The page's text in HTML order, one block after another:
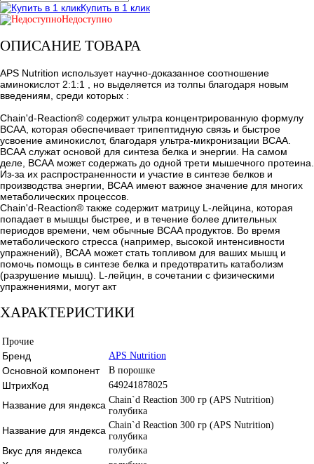
Купить в 1 клик
Недоступно
ОПИСАНИЕ ТОВАРА
APS Nutrition использует научно-доказанное соотношение
аминокислот 2:1:1 , но выделяется из толпы благодаря новым
введениям, среди которых :
Chain'd-Reaction® содержит ультра концентрированную формулу
BCAA, которая обеспечивает трипептидную связь и быстрое
усвоение аминокислот, благодаря ультра-микронизации BCAA.
ВСАА служат основой для синтеза белка и энергии. На самом
деле, ВСАА может содержать до одной трети мышечного протеина.
Из-за их распространенности и участие в синтезе белков и
производства энергии, ВСАА имеют важное значение для многих
метаболических процессов.
Chain'd-Reaction® также содержит матрицу L-лейцина, которая
попадает в мышцы быстрее, и в течение более длительных
периодов времени, чем обычные BCAA продуктов. Во время
метаболического стресса (например, высокой интенсивности
упражнений), ВСАА может стать топливом для ваших мышц и
помочь помощь в синтезе белка и предотвратить катаболизм
(разрушение мышц). L-лейцин, в сочетании с физическими
упражнениями, могут акт
ХАРАКТЕРИСТИКИ
Прочие
Бренд APS Nutrition
Основной компонент В порошке
ШтрихКод 649241878025
Название для яндекса Chain`d Reaction 300 гр (APS Nutrition)
голубика
Название для яндекса Chain`d Reaction 300 гр (APS Nutrition)
голубика
Вкус для яндекса голубика